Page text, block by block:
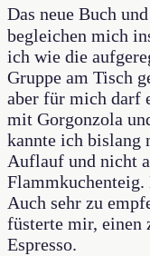
Das neue Buch
begleichen mich
ich wie die
Gruppe am Tisch
aber für mich darf
mit Gorgonzola
kannte ich
Auflauf und nicht
Flammkuchenteig.
Auch sehr zu
füsterte mir, einen
Espresso.